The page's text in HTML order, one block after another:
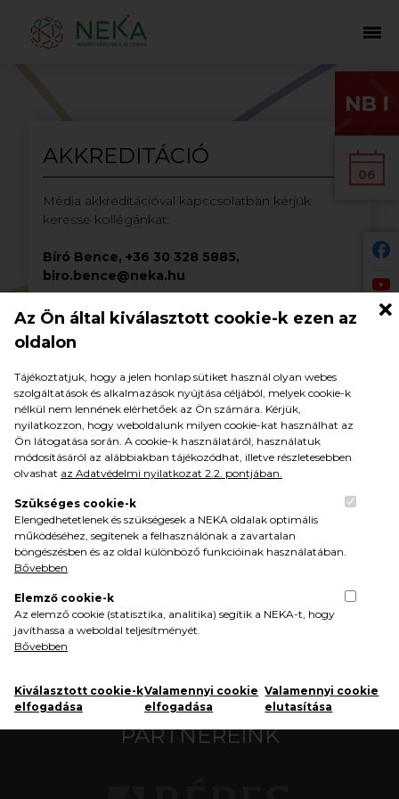
06
AKKREDITÁCIÓ
Média akkreditációval kapccsolatban kérjük
keresse kollégánkat:
Bíró Bence, +36 30 328 5885,
biro.bence@neka.hu
KIEMELT PARTNERÜNK
SZAKMAI PARTNEREINK
PARTNEREINK
Az Ön által kiválasztott cookie-k ezen az
oldalon
Tájékoztatjuk, hogy a jelen honlap sütiket használ olyan webes
szolgáltatások és alkalmazások nyújtása céljából, melyek cookie-k
nélkül nem lennének elérhetőek az Ön számára. Kérjük,
nyilatkozzon, hogy weboldalunk milyen cookie-kat használhat az
Ön látogatása során. A cookie-k használatáról, használatuk
módosításáról az alábbiakban tájékozódhat, illetve részletesebben
olvashat az Adatvédelmi nyilatkozat 2.2. pontjában.
Szükséges cookie-k
Elengedhetetlenek és szükségesek a NEKA oldalak optimális
működéséhez, segítenek a felhasználónak a zavartalan
böngészésben és az oldal különböző funkcióinak használatában.
Bővebben
Elemző cookie-k
Az elemző cookie (statisztika, analitika) segítik a NEKA-t, hogy
javíthassa a weboldal teljesítményét.
Bővebben
Kiválasztott cookie-k
elfogadása
Valamennyi cookie
elfogadása
Valamennyi cookie
elutasítása